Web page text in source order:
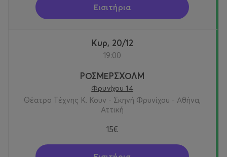
Εισιτήρια
Κυρ, 20/12
19:00
ΡΟΣΜΕΡΣΧΟΛΜ
Φρυνίχου 14
Θέατρο Τέχνης Κ. Κουν - Σκηνή Φρυνίχου - Αθήνα,
Αττική
15€